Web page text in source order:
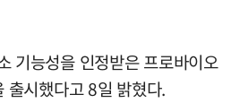
기능성을 인정받은 프로바이오
출시했다고 8일 밝혔다.